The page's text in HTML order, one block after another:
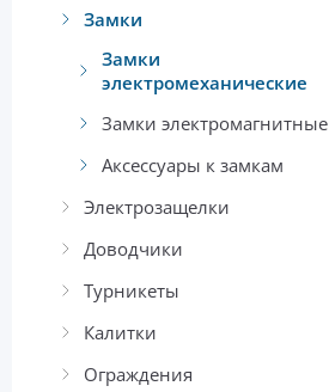
Замки
Замки
электромеханические
Замки электромагнитные
Аксессуары к замкам
Электрозащелки
Доводчики
Турникеты
Калитки
Ограждения